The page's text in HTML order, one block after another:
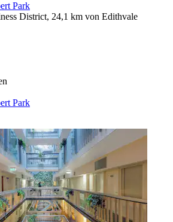
Park
District, 24,1 km von Edithvale
Park